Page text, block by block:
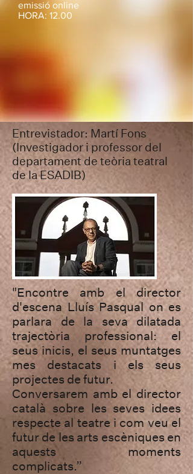
AMB
LLUÍS
PASQUAL
(Online).
Entrevistador: Martí Fons
(Investigador i professor del
departament de teòria teatral
de la ESADIB)
"Encontre amb el director
d'escena Lluís Pasqual on es
parlara de la seva dilatada
trajectòria professional: el
seus inicis, el seus muntatges
mes destacats i els seus
projectes de futur.
Conversarem amb el director
català sobre les seves idees
respecte al teatre i com veu el
futur de les arts escèniques en
aquests moments
complicats.”
emissió online
HORA: 12.00